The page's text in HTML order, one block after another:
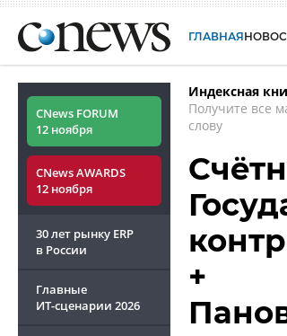
ГЛАВНАЯ
CNews FORUM
12 ноября
CNews AWARDS
12 ноября
30 лет рынку ERP
в России
Главные
ИТ-сценарии 2026
Индексная
Получите все
слову
+